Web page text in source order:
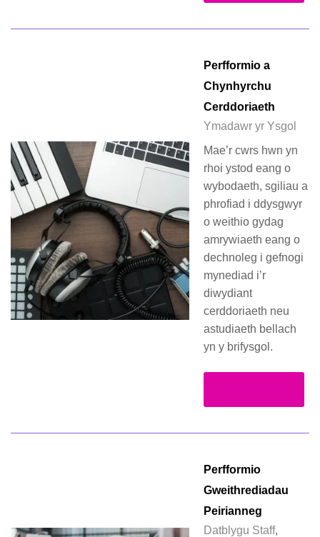
Perfformio a
Chynhyrchu
Cerddoriaeth
Ymadawr yr Ysgol
Mae’r cwrs hwn yn
rhoi ystod eang o
wybodaeth, sgiliau a
phrofiad i ddysgwyr
o weithio gydag
amrywiaeth eang o
dechnoleg i gefnogi
mynediad i’r
diwydiant
cerddoriaeth neu
astudiaeth bellach
yn y brifysgol.
Perfformio
Gweithrediadau
Peirianneg
Datblygu Staff,